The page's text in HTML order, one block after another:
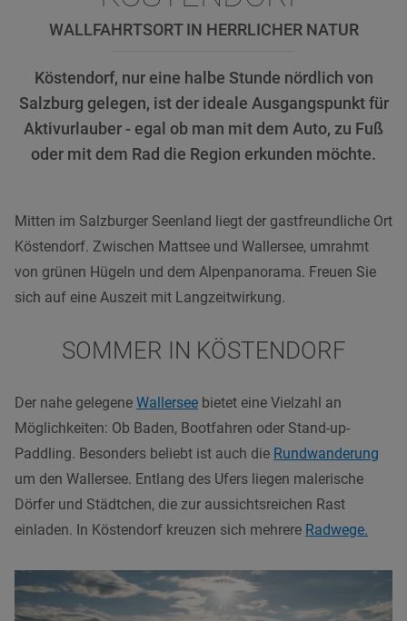
WALLFAHRTSORT IN HERRLICHER NATUR
Köstendorf, nur eine halbe Stunde nördlich von
Salzburg gelegen, ist der ideale Ausgangspunkt für
Aktivurlauber - egal ob man mit dem Auto, zu Fuß
oder mit dem Rad die Region erkunden möchte.
Mitten im Salzburger Seenland liegt der gastfreundliche Ort
Köstendorf. Zwischen Mattsee und Wallersee, umrahmt
von grünen Hügeln und dem Alpenpanorama. Freuen Sie
sich auf eine Auszeit mit Langzeitwirkung.
SOMMER IN KÖSTENDORF
Der nahe gelegene Wallersee bietet eine Vielzahl an
Möglichkeiten: Ob Baden, Bootfahren oder Stand-up-
Paddling. Besonders beliebt ist auch die Rundwanderung
um den Wallersee. Entlang des Ufers liegen malerische
Dörfer und Städtchen, die zur aussichtsreichen Rast
einladen. In Köstendorf kreuzen sich mehrere Radwege.